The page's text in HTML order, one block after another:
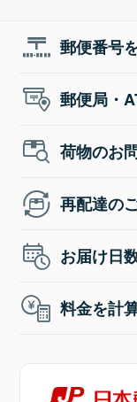
郵便番号
郵便局・
荷物のお
再配達の
お届け日
料金を計